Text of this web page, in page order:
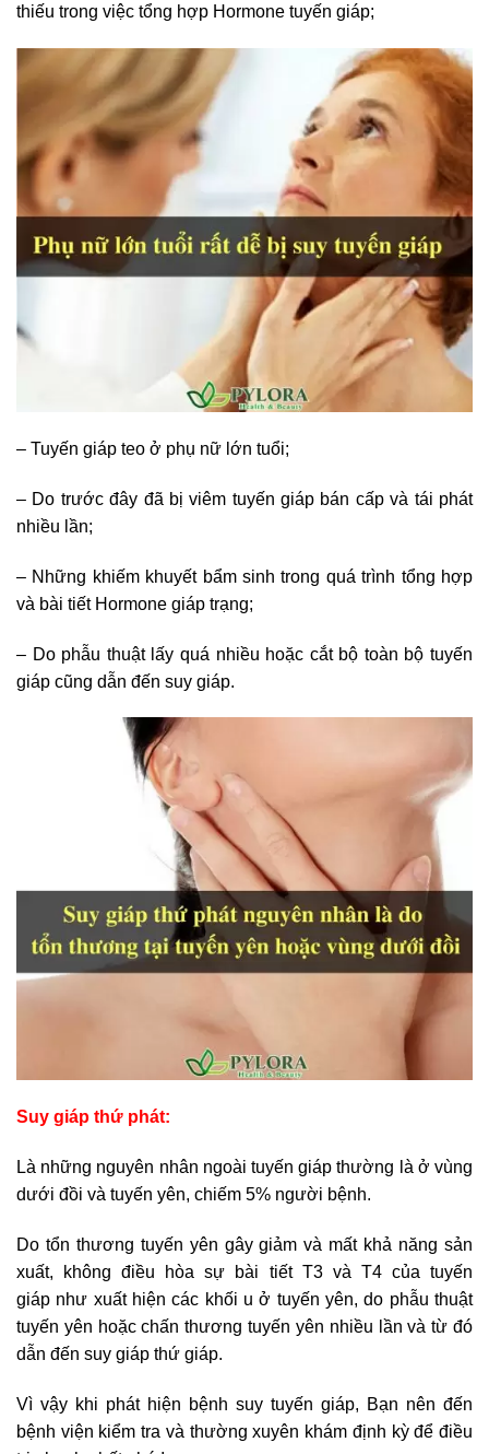
thiếu trong việc tổng hợp Hormone tuyến giáp;
– Tuyến giáp teo ở phụ nữ lớn tuổi;
– Do trước đây đã bị viêm tuyến giáp bán cấp và tái phát
nhiều lần;
– Những khiếm khuyết bẩm sinh trong quá trình tổng hợp
và bài tiết Hormone giáp trạng;
– Do phẫu thuật lấy quá nhiều hoặc cắt bộ toàn bộ tuyến
giáp cũng dẫn đến suy giáp.
Suy giáp thứ phát:
Là những nguyên nhân ngoài tuyến giáp thường là ở vùng
dưới đồi và tuyến yên, chiếm 5% người bệnh.
Do tổn thương tuyến yên gây giảm và mất khả năng sản
xuất, không điều hòa sự bài tiết T3 và T4 của tuyến
giáp như xuất hiện các khối u ở tuyến yên, do phẫu thuật
tuyến yên hoặc chấn thương tuyến yên nhiều lần và từ đó
dẫn đến suy giáp thứ giáp.
Vì vậy khi phát hiện bệnh suy tuyến giáp, Bạn nên đến
bệnh viện kiểm tra và thường xuyên khám định kỳ để điều